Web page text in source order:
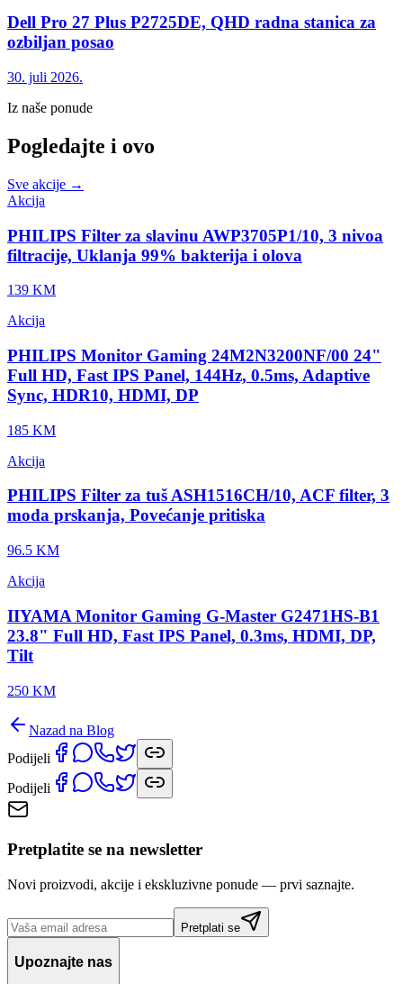
Dell Pro 27 Plus P2725DE, QHD radna stanica za
ozbiljan posao
30. juli 2026.
Iz naše ponude
Pogledajte i ovo
Sve akcije →
Akcija
PHILIPS Filter za slavinu AWP3705P1/10, 3 nivoa
filtracije, Uklanja 99% bakterija i olova
139 KM
Akcija
PHILIPS Monitor Gaming 24M2N3200NF/00 24"
Full HD, Fast IPS Panel, 144Hz, 0.5ms, Adaptive
Sync, HDR10, HDMI, DP
185 KM
Akcija
PHILIPS Filter za tuš ASH1516CH/10, ACF filter, 3
moda prskanja, Povećanje pritiska
96.5 KM
Akcija
IIYAMA Monitor Gaming G-Master G2471HS-B1
23.8" Full HD, Fast IPS Panel, 0.3ms, HDMI, DP,
Tilt
250 KM
Nazad na Blog
Podijeli
Podijeli
Pretplatite se na newsletter
Novi proizvodi, akcije i ekskluzivne ponude — prvi saznajte.
Pretplati se
Upoznajte nas